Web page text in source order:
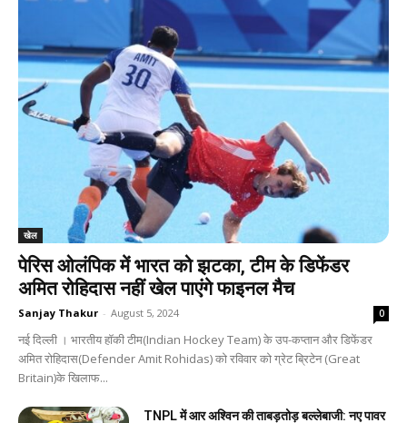
खेल
पेरिस ओलंपिक में भारत को झटका, टीम के डिफेंडर
अमित रोहिदास नहीं खेल पाएंगे फाइनल मैच
Sanjay Thakur - August 5, 2024 0
नई दिल्‍ली । भारतीय हॉकी टीम(Indian Hockey Team) के उप-कप्तान और डिफेंडर
अमित रोहिदास(Defender Amit Rohidas) को रविवार को ग्रेट ब्रिटेन (Great
Britain)के खिलाफ...
TNPL में आर अश्विन की ताबड़तोड़ बल्‍लेबाजी: नए पावर